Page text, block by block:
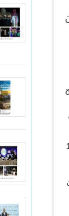
قدّم 100